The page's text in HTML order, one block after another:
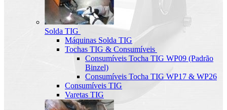
Solda TIG
Máquinas Solda TIG
Tochas TIG & Consumíveis
Consumíveis Tocha TIG WP09 (Padrão
Binzel)
Consumíveis Tocha TIG WP17 & WP26
Consumíveis TIG
Varetas TIG